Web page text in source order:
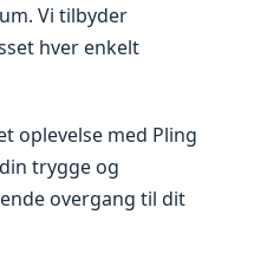
Vi tilbyder
hver enkelt
oplevelse med Pling
trygge og
overgang til dit